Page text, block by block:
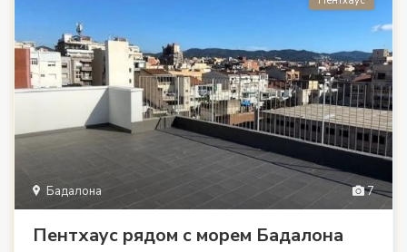
7
Бадалона
Пентхаус рядом с морем Бадалона